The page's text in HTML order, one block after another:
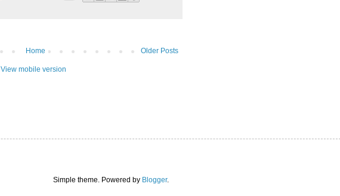
Older Posts
Home
View mobile version
Simple theme. Powered by Blogger.